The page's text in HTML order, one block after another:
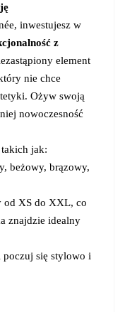
inwestujesz w
z
element
nie chce
Ożyw swoją
nowoczesność
jak:
beżowy, brązowy,
od XS do XXL, co
znajdzie idealny
poczuj się stylowo i